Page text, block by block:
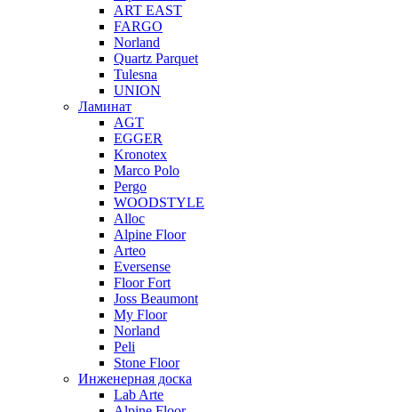
ART EAST
FARGO
Norland
Quartz Parquet
Tulesna
UNION
Ламинат
AGT
EGGER
Kronotex
Marco Polo
Pergo
WOODSTYLE
Alloc
Alpine Floor
Arteo
Eversense
Floor Fort
Joss Beaumont
My Floor
Norland
Peli
Stone Floor
Инженерная доска
Lab Arte